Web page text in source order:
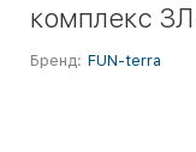
комплекс
Бренд: FUN-terra